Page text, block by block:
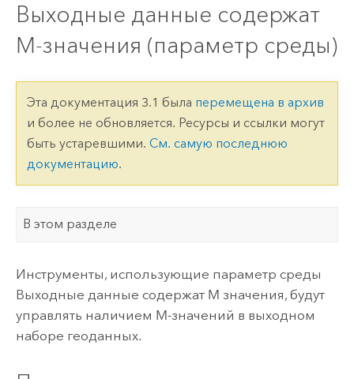
Выходные данные содержат
M-значения (параметр среды)
Эта документация 3.1 была перемещена в архив
и более не обновляется. Ресурсы и ссылки могут
быть устаревшими. См. самую последнюю
документацию.
В этом разделе
Инструменты, использующие параметр среды
Выходные данные содержат M значения, будут
управлять наличием M-значений в выходном
наборе геоданных.